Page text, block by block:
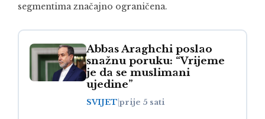
segmentima značajno ograničena.
Abbas Araghchi poslao
snažnu poruku: “Vrijeme
je da se muslimani
ujedine”
SVIJET prije 5 sati